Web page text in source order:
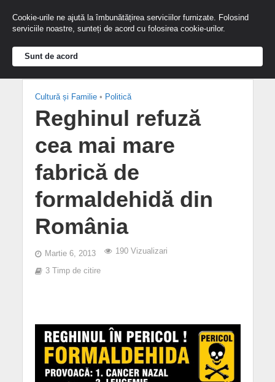
Cultură și Familie • Politică
Reghinul refuză
cea mai mare
fabrică de
formaldehidă din
România
Martie 6, 2013 190 Vizualizari
3 Timp de citire
Cookie-urile ne ajută la îmbunătățirea serviciilor furnizate. Folosind
serviciile noastre, sunteți de acord cu folosirea cookie-urilor.
Sunt de acord